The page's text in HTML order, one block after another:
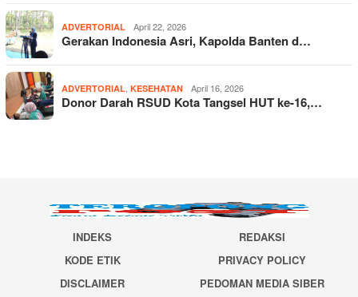
ADVERTORIAL April 22, 2026
Gerakan Indonesia Asri, Kapolda Banten d…
ADVERTORIAL KESEHATAN April 16, 2026
Donor Darah RSUD Kota Tangsel HUT ke-16,…
INDEKS
REDAKSI
KODE ETIK
PRIVACY POLICY
DISCLAIMER
PEDOMAN MEDIA SIBER